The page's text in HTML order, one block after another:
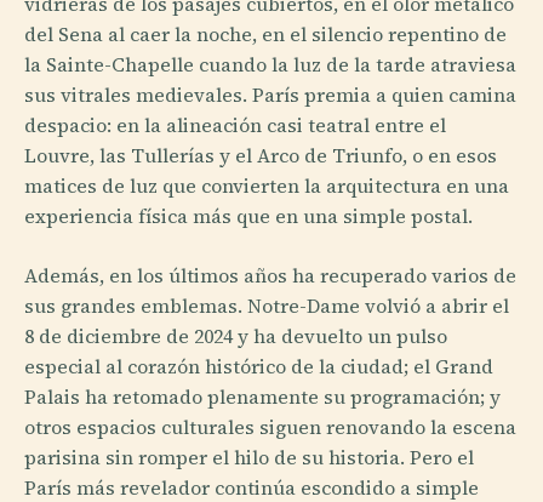
del Sena al caer la noche, en el silencio repentino de
la Sainte-Chapelle cuando la luz de la tarde atraviesa
sus vitrales medievales. París premia a quien camina
despacio: en la alineación casi teatral entre el
Louvre, las Tullerías y el Arco de Triunfo, o en esos
matices de luz que convierten la arquitectura en una
experiencia física más que en una simple postal.
Además, en los últimos años ha recuperado varios de
sus grandes emblemas. Notre-Dame volvió a abrir el
8 de diciembre de 2024 y ha devuelto un pulso
especial al corazón histórico de la ciudad; el Grand
Palais ha retomado plenamente su programación; y
otros espacios culturales siguen renovando la escena
parisina sin romper el hilo de su historia. Pero el
París más revelador continúa escondido a simple